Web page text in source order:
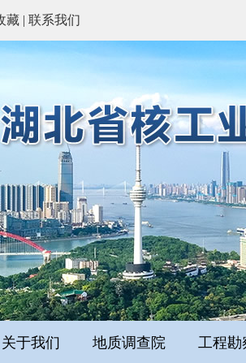
藏 | 联系我们
关于我们 地质调查院 工程勘